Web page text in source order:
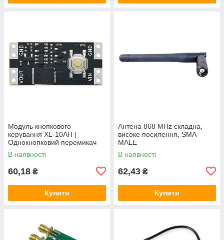
Модуль кнопкового
керування XL-10AH |
Однокнопковий перемикач
10A | Модуль з фіксацією |
Широкий діапазон
В наявності
60,18 ₴
Купити
Антена 868 MHz складна,
високе посилення, SMA-
MALE
В наявності
62,43 ₴
Купити